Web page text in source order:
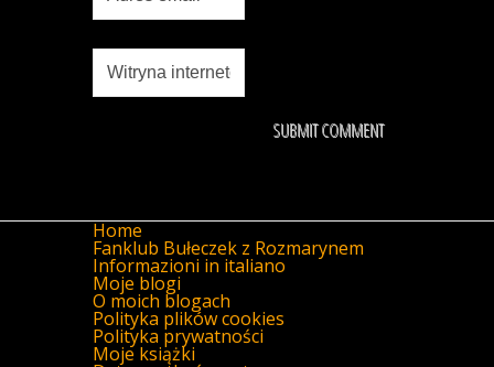
Home
Fanklub Bułeczek z Rozmarynem
Informazioni in italiano
Moje blogi
O moich blogach
Polityka plików cookies
Polityka prywatności
Moje książki